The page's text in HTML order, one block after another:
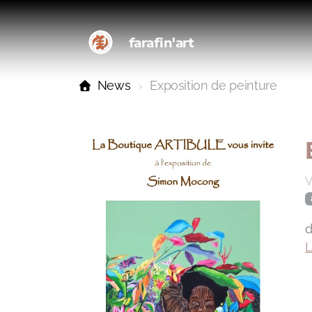
farafin'art
News Exposition de peinture